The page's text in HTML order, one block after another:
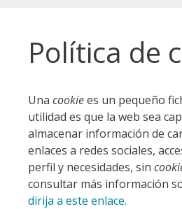
Política de
Una cookiees un pequeño
utilidad es que la web sea
almacenar información de
enlaces a redes sociales,
perfil y necesidades, sin
consultar más información
dirija a este enlace.